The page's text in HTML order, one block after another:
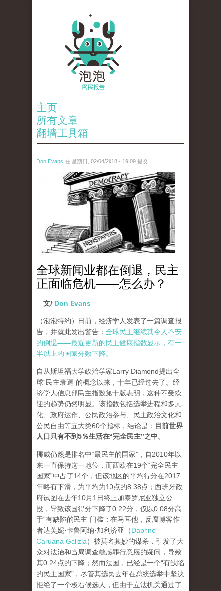
主页
所有文章
翻墙工具箱
Don Evans 在 星期日, 02/04/2018 - 19:09 提交
wechatimg1287.jpeg
全球新闻业都在倒退，民主
正面临危机——怎么办？
文/ Don Evans
（泡泡特约）
日前，经济学人发表了一篇调查报
告，并就此发出警告： 全球民主继续其令人不安
的倒退——最近更新的民主健康指数显示，有一
半以上的国家分数下降。
自从斯坦福大学政治学家Larry Diamond提出全
球“民主衰退”的概念以来，十年已经过去了。经
济学人信息部民主指数第十版表明，这种不受欢
迎的趋势仍然明显。该指数包括选举进程和多元
化、政府运作、公民政治参与、民主政治文化和
公民自由等五大类60个指标，结论是： 目前世界
人口只有不到5％生活在“完全民主”之中。
挪威仍然是排名中“最民主的国家”，自2010年以
来一直保持这一地位，而西欧在19个“完全民主
国家”中占了14个，但该地区的平均得分在2017
年略有下滑，为平均为10点的8.38点；西班牙政
府试图在去年10月1日终止加泰罗尼亚独立公
投，导致该国得分下降了0.22分，仅以0.08分高
于“有缺陷的民主”门槛；在马耳他，反腐博客作
者达芙妮·卡鲁阿纳·加利济亚（Daphne
Caruana Galizia）被莫名其妙的谋杀，引发了大
众对法治和当局调查敏感罪行意愿的疑问，导致
其0.24点的下降；然而法国，已经是一个“有缺陷
的民主国家”，尽管其选民去年在总统选举中坚决
拒绝了一个极右候选人，但由于立法机关通过了